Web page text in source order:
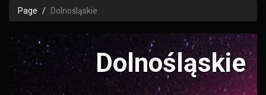
Page Dolnośląskie
Dolnośląskie